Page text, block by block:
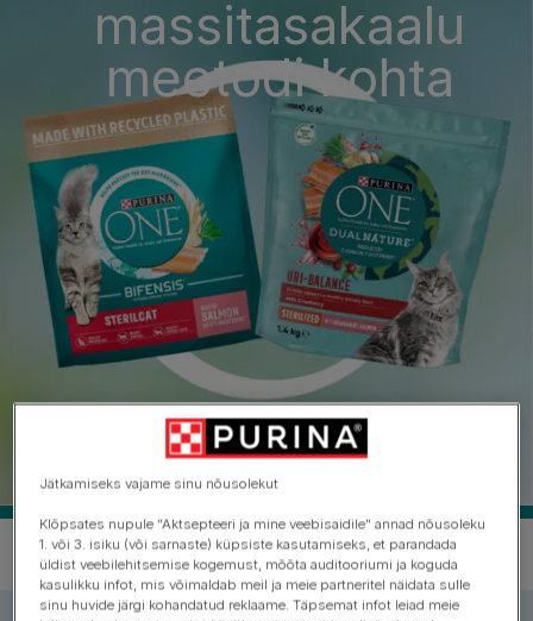
massitasakaalu
meetodi kohta
Jätkamiseks vajame sinu nõusolekut
Klõpsates nupule "Aktsepteeri ja mine veebisaidile" annad nõusoleku
1. või 3. isiku (või sarnaste) küpsiste kasutamiseks, et parandada
üldist veebilehitsemise kogemust, mõõta auditooriumi ja koguda
kasulikku infot, mis võimaldab meil ja meie partneritel näidata sulle
sinu huvide järgi kohandatud reklaame. Täpsemat infot leiad meie